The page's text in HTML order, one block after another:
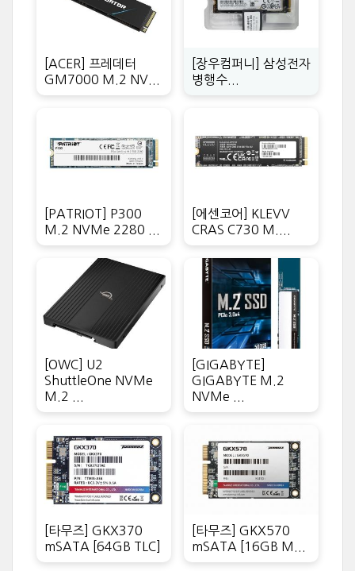
[ACER] 프레데터
GM7000 M.2 NV...
[장우컴퍼니] 삼성전자
병행수...
[PATRIOT] P300
M.2 NVMe 2280 ...
[에센코어] KLEVV
CRAS C730 M....
[OWC] U2
ShuttleOne NVMe
M.2 ...
[GIGABYTE]
GIGABYTE M.2
NVMe ...
[타무즈] GKX370
mSATA [64GB TLC]
[타무즈] GKX570
mSATA [16GB M...